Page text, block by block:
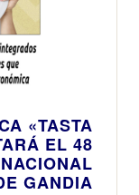
«TASTA
EL 48
GANDIA